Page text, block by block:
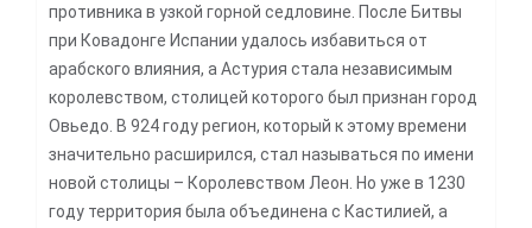
противника в узкой горной седловине. После Битвы
при Ковадонге Испании удалось избавиться от
арабского влияния, а Астурия стала независимым
королевством, столицей которого был признан город
Овьедо. В 924 году регион, который к этому времени
значительно расширился, стал называться по имени
новой столицы – Королевством Леон. Но уже в 1230
году территория была объединена с Кастилией, а